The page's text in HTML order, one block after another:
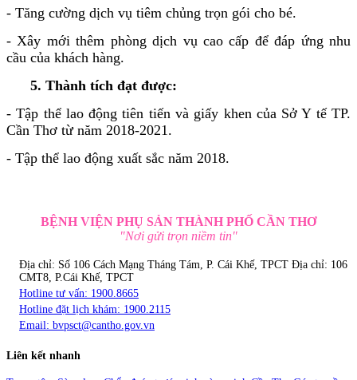
- Tăng cường dịch vụ tiêm chủng trọn gói cho bé.
- Xây mới thêm phòng dịch vụ cao cấp để đáp ứng nhu
cầu của khách hàng.
5. Thành tích đạt được:
- Tập thể lao động tiên tiến và giấy khen của Sở Y tế TP.
Cần Thơ từ năm 2018-2021.
- Tập thể lao động xuất sắc năm 2018.
BỆNH VIỆN PHỤ SẢN THÀNH PHỐ CẦN THƠ
"Nơi gửi trọn niềm tin"
Địa chỉ: Số 106 Cách Mạng Tháng Tám, P. Cái Khế, TPCT Địa chỉ: 106
CMT8, P.Cái Khế, TPCT
Hotline tư vấn: 1900.8665
Hotline đặt lịch khám: 1900.2115
Email: bvpsct@cantho.gov.vn
Liên kết nhanh